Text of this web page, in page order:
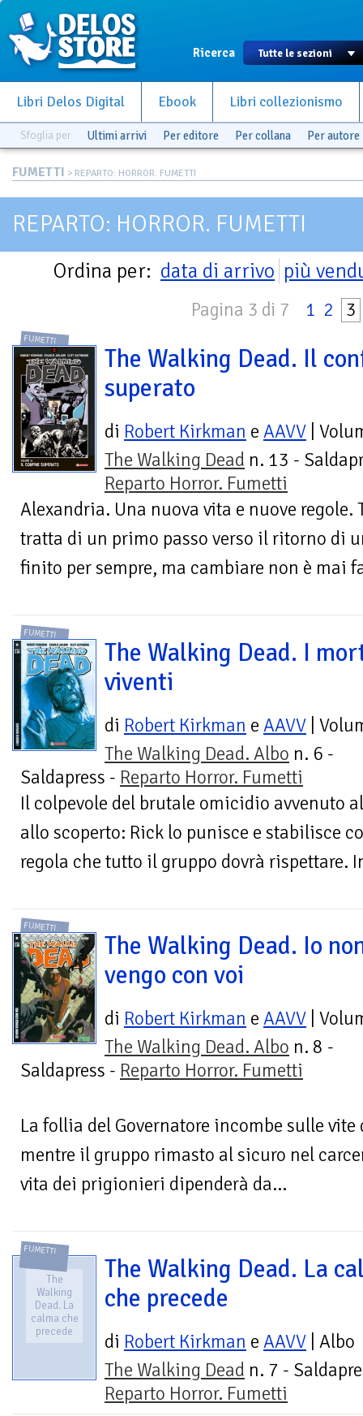
Ricerca
Libri Delos Digital Ebook Libri collezionismo
Sfoglia per Ultimi arrivi Per editore Per collana Per autore
FUMETTI > REPARTO: HORROR. FUMETTI
REPARTO: HORROR. FUMETTI
Ordina per: data di arrivo più
Pagina 3 di 7 1 2 3
FUMETTI
The Walking Dead. Il
superato
di Robert Kirkman e AAVV |
The Walking Dead n. 13 -
Reparto Horror. Fumetti
Alexandria. Una nuova vita e nuove regole.
tratta di un primo passo verso il ritorno di
finito per sempre, ma cambiare non è mai
FUMETTI
The Walking Dead. I
viventi
di Robert Kirkman e AAVV |
The Walking Dead. Albo n. 6 -
Saldapress - Reparto Horror. Fumetti
Il colpevole del brutale omicidio avvenuto
allo scoperto: Rick lo punisce e stabilisce
regola che tutto il gruppo dovrà rispettare.
FUMETTI
The Walking Dead. Io
vengo con voi
di Robert Kirkman e AAVV |
The Walking Dead. Albo n. 8 -
Saldapress - Reparto Horror. Fumetti
La follia del Governatore incombe sulle
mentre il gruppo rimasto al sicuro nel
vita dei prigionieri dipenderà da...
FUMETTI
The
Walking
Dead. La
calma che
precede
The Walking Dead. La
che precede
di Robert Kirkman e AAVV | Albo
The Walking Dead n. 7 -
Reparto Horror. Fumetti